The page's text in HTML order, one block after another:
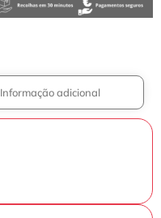
Informação adicional